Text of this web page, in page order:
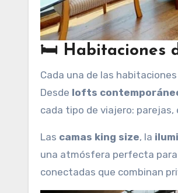
🛏️ Habitaciones
Cada una de las
Desde lofts
cada tipo de viajero:
Las camas king size, la
una atmósfera perfecta
conectadas que combinan